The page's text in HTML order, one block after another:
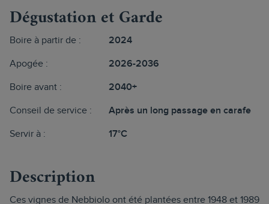
Dégustation et Garde
Boire à partir de : 2024
Apogée : 2026-2036
Boire avant : 2040+
Conseil de service : Après un long passage en carafe
Servir à : 17°C
Description
Ces vignes de Nebbiolo ont été plantées entre 1948 et 1989